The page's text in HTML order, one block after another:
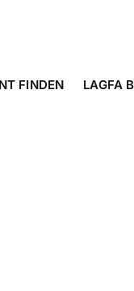
FINDEN LAGFA